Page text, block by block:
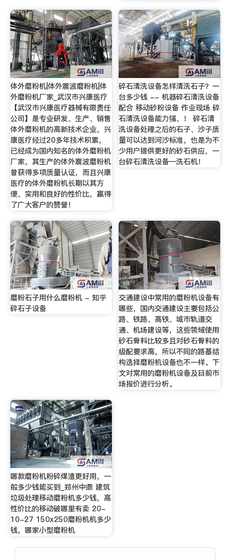
体外磨粉机|体外震波磨粉机|体
外磨粉机厂家_武汉市兴康医疗
【武汉市兴康医疗器械有限责任
公司】是专业研发、生产、销售
体外磨粉机的高新技术企业，兴
康医疗经过20多年技术积累，
已经成为国内知名的体外磨粉机
厂家，其生产的体外震波磨粉机
曾获得多项质量认证，而且兴康
医疗的体外磨粉机长期以其方
便、实用和良好的性价比，赢得
了广大客户的赞誉！
碎石清洗设备怎样清洗石子？一
台多少钱 -- 机器碎石清洗设备
配合 移动砂粉设备 作业现场 碎
石清洗设备能力强、！ 碎石清
洗设备处理之后的石子、沙子质
量可以达到河沙标准，也是为不
少用户提供更好的砂石供应，一
台碎石清洗设备—洗石机！
磨粉石子用什么磨粉机 - 知乎
碎石子设备
交通建设中常用的磨粉机设备有
哪些，国内交通建设主要包括公
路、铁路、高铁、城市轨道交
通、机场建设等，这些领域使用
砂石骨料比较多且对砂石骨料的
级配要求高，所以不同的路基结
构选择磨粉机设备也不一样。下
文对常用的磨粉机设备及目前市
场报价进行分析。
哪款磨粉机粉碎煤渣更好用，一
般多少钱能买到_郑州中鼎 建筑
垃圾处理移动磨粉机多少钱，高
性价比的移动破哪里有卖 20-
10-27 150x250磨粉机机多少
钱，哪家小型磨粉机